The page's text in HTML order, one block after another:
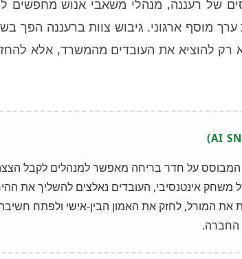
של רעננה, מנהלי משאבי אנוש מחפשים
מוסף ארגוני. גיבוש צוות ברעננה הפך
להוציא את העובדים מהמשרד, אלא
המבוסס על חדר בריחה מאפשר למנהלים לקבל
60 דקות של משחק אינטנסיבי, העובדים נאלצים להשליך
את המורל, לחזק את האמון הבין-אישי ולפתח
החברה.